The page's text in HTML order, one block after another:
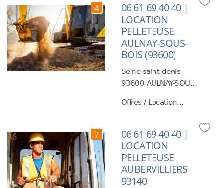
4
06 61 69 40 40 |
LOCATION
PELLETEUSE
AULNAY-SOUS-
BOIS (93600)
Seine saint denis
93600 AULNAY-SOU...
Offres / Location...
7
06 61 69 40 40 |
LOCATION
PELLETEUSE
AUBERVILLIERS
93140